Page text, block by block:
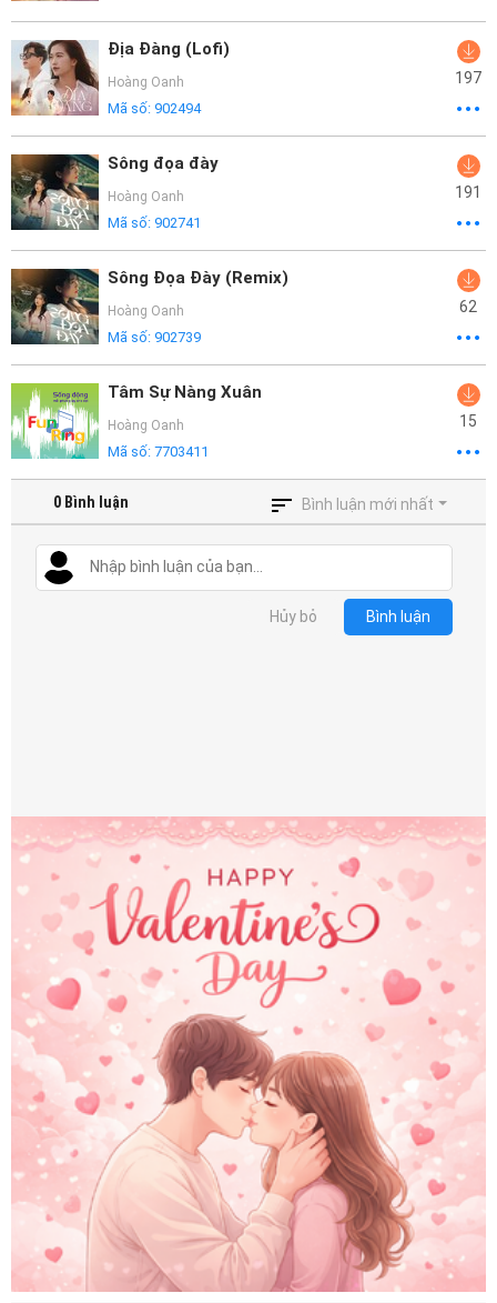
Địa Đàng (Lofi)
Hoàng Oanh
Mã số: 902494
197
Sông đọa đày
Hoàng Oanh
Mã số: 902741
191
Sông Đọa Đày (Remix)
Hoàng Oanh
Mã số: 902739
62
Tâm Sự Nàng Xuân
Hoàng Oanh
Mã số: 7703411
15
0 Bình luận Bình luận mới nhất
Hủy bỏ Bình luận